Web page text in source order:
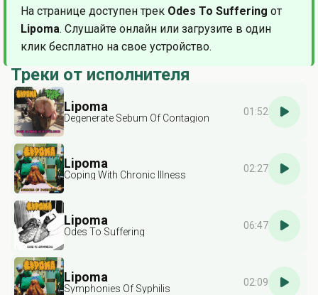
На странице доступен трек Odes To Suffering от
Lipoma. Слушайте онлайн или загрузите в один
клик бесплатно на свое устройство.
Треки от исполнителя
Lipoma
Degenerate Sebum Of Contagion
01:52
Lipoma
Coping With Chronic Illness
02:27
Lipoma
Odes To Suffering
06:47
Lipoma
Symphonies Of Syphilis
02:09